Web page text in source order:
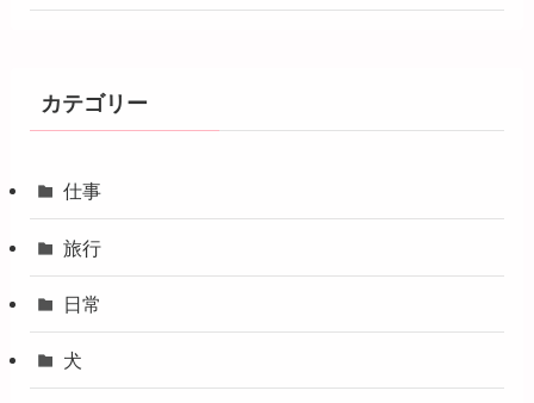
カテゴリー
仕事
旅行
日常
犬